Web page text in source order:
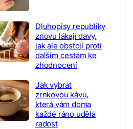
Dluhopisy republiky
znovu lákají davy,
jak ale obstojí proti
dalším cestám ke
zhodnocení
Jak vybrat
zrnkovou kávu,
která vám doma
každé ráno udělá
radost